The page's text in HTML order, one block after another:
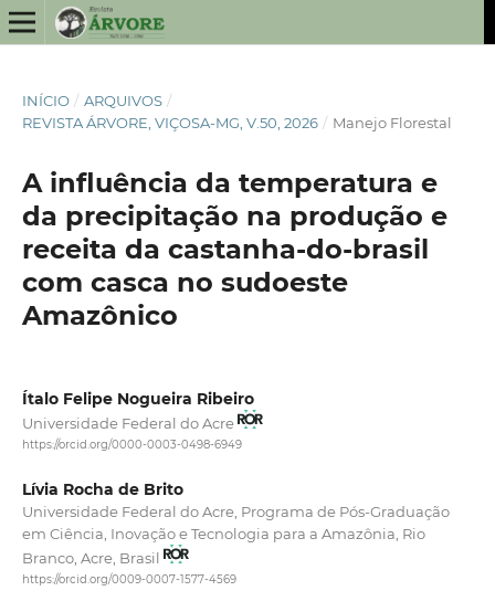
INÍCIO / ARQUIVOS /
REVISTA ÁRVORE, VIÇOSA-MG, V.50, 2026 / Manejo Florestal
A influência da temperatura e
da precipitação na produção e
receita da castanha-do-brasil
com casca no sudoeste
Amazônico
Ítalo Felipe Nogueira Ribeiro
Universidade Federal do Acre
https://orcid.org/0000-0003-0498-6949
Lívia Rocha de Brito
Universidade Federal do Acre, Programa de Pós-Graduação
em Ciência, Inovação e Tecnologia para a Amazônia, Rio
Branco, Acre, Brasil
https://orcid.org/0009-0007-1577-4569